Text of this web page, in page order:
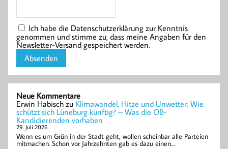
Ich habe die Datenschutzerklärung zur Kenntnis
genommen und stimme zu, dass meine Angaben für den
Newsletter-Versand gespeichert werden.
Neue Kommentare
Erwin Habisch zu Klimawandel, Hitze und Unwetter: Wie
schützt sich Lüneburg künftig? – Was die OB-
Kandidierenden vorhaben
29. Juli 2026
Wenn es um Grün in der Stadt geht, wollen scheinbar alle Parteien
mitmachen. Schon vor Jahrzehnten gab es dazu einen…